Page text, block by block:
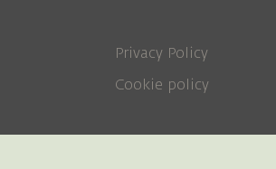
Privacy Policy
Cookie policy